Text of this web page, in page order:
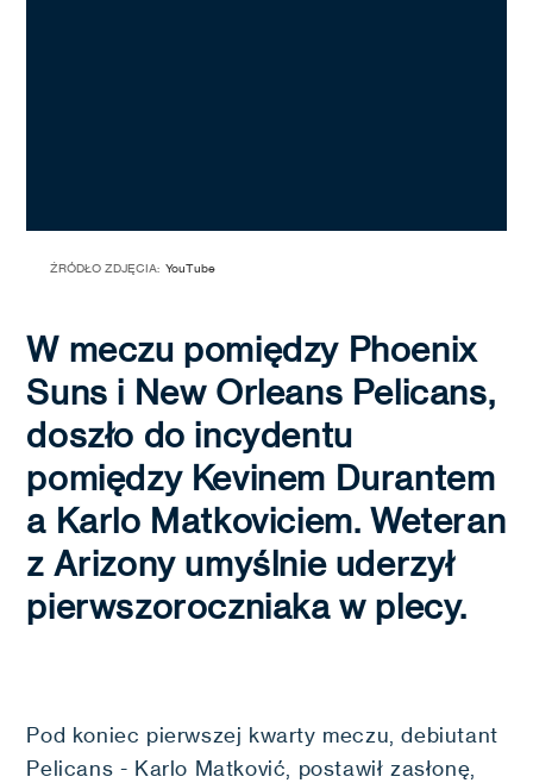
ŹRÓDŁO ZDJĘCIA: YouTube
W meczu pomiędzy Phoenix
Suns i New Orleans Pelicans,
doszło do incydentu
pomiędzy Kevinem Durantem
a Karlo Matkoviciem. Weteran
z Arizony umyślnie uderzył
pierwszoroczniaka w plecy.
Pod koniec pierwszej kwarty meczu, debiutant
Pelicans - Karlo Matković, postawił zasłonę,